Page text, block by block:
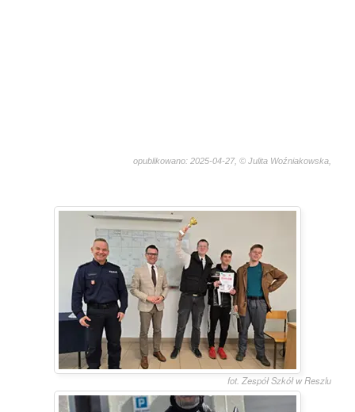
opublikowano: 2025-04-27, © Julita Woźniakowska,
fot. Zespół Szkół w Reszlu